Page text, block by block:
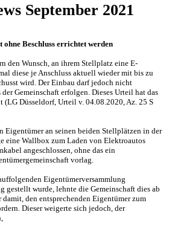
September 2021
Beschluss errichtet werden
den Wunsch, an ihrem Stellplatz eine E-
diese je Anschluss aktuell wieder mit bis zu
wird. Der Einbau darf jedoch nicht
Gemeinschaft erfolgen. Dieses Urteil hat das
Düsseldorf, Urteil v. 04.08.2020, Az. 25 S
Eigentümer an seinen beiden Stellplätzen in der
eine Wallbox zum Laden von Elektroautos
angeschlossen, ohne das ein
vorlag.
Eigentümerversammlung
gestellt wurde, lehnte die Gemeinschaft dies ab
den entsprechenden Eigentümer zum
Dieser weigerte sich jedoch, der